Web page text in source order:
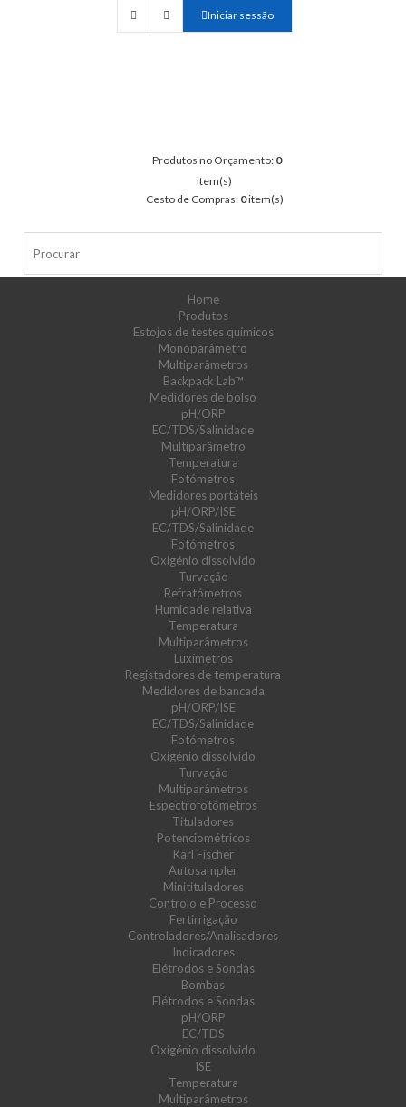
Iniciar sessão
Produtos no Orçamento: 0
item(s)
Cesto de Compras: 0item(s)
Home
Produtos
Estojos de testes químicos
Monoparâmetro
Multiparâmetros
Backpack Lab™
Medidores de bolso
pH/ORP
EC/TDS/Salinidade
Multiparâmetro
Temperatura
Fotómetros
Medidores portáteis
pH/ORP/ISE
EC/TDS/Salinidade
Fotómetros
Oxigénio dissolvido
Turvação
Refratómetros
Humidade relativa
Temperatura
Multiparâmetros
Luxímetros
Registadores de temperatura
Medidores de bancada
pH/ORP/ISE
EC/TDS/Salinidade
Fotómetros
Oxigénio dissolvido
Turvação
Multiparâmetros
Espectrofotómetros
Tituladores
Potenciométricos
Karl Fischer
Autosampler
Minitituladores
Controlo e Processo
Fertirrigação
Controladores/Analisadores
Indicadores
Elétrodos e Sondas
Bombas
Elétrodos e Sondas
pH/ORP
EC/TDS
Oxigénio dissolvido
ISE
Temperatura
Multiparâmetros